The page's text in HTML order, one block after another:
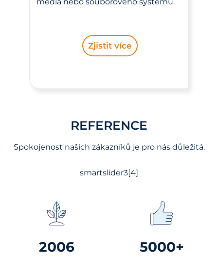
média nebo souborového systému.
Zjistit více
REFERENCE
Spokojenost našich zákazníků je pro nás důležitá.
smartslider3[4]
2006 5000+